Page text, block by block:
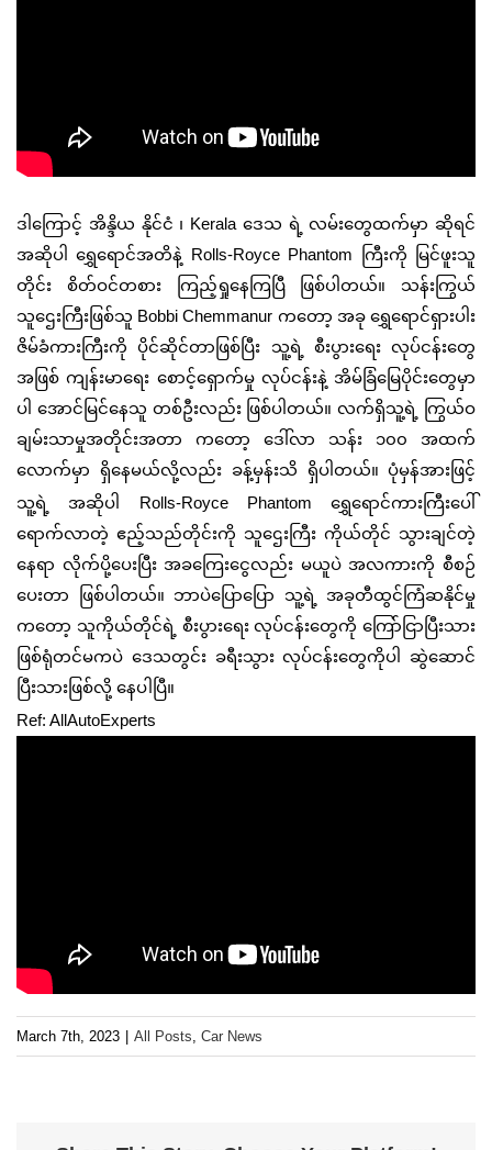
ဒါကြောင့် အိန္ဒိယ နိုင်ငံ ၊ Kerala ဒေသ ရဲ့ လမ်းတွေထက်မှာ ဆိုရင်
အဆိုပါ ‌ရွှေရောင်အတိနဲ့ Rolls-Royce Phantom
ကြီးကို မြင်ဖူးသူ
တိုင်း စိတ်ဝင်တစား ကြည့်ရှုနေကြပြီ ဖြစ်ပါတယ်။ သန်းကြွယ်
သူဌေးကြီးဖြစ်သူ Bobbi Chemmanur ကတော့ အခု ရွှေရောင်ရှားပါး
ဇိမ်ခံကားကြီးကို ပိုင်ဆိုင်တာဖြစ်ပြီး သူ့ရဲ့ စီးပွားရေး လုပ်ငန်းတွေ
အဖြစ် ကျန်းမာရေး စောင့်ရှောက်မှု လုပ်ငန်းနဲ့ အိမ်ခြံမြေပိုင်းတွေမှာ
ပါ အောင်မြင်နေသူ တစ်ဦးလည်း ဖြစ်ပါတယ်။ လက်ရှိသူ့ရဲ့ ကြွယ်ဝ
ချမ်းသာမှုအတိုင်းအတာ ကတော့ ဒေါ်လာ သန်း ၁၀၀ အထက်
လောက်မှာ ရှိနေမယ်လို့လည်း ခန့်မှန်းသိ ရှိပါတယ်။ ပုံမှန်အားဖြင့်
သူ့ရဲ့ အဆိုပါ Rolls-Royce Phantom ရွှေရောင်ကားကြီးပေါ်
ရောက်လာတဲ့ ဧည့်သည်တိုင်းကို သူဌေးကြီး ကိုယ်တိုင် ‌သွားချင်တဲ့
နေရာ လိုက်ပို့ပေးပြီး အခကြေးငွေလည်း မယူပဲ အလကားကို စီစဉ်
ပေးတာ ဖြစ်ပါတယ်။ ဘာပဲပြောပြော သူ့ရဲ့ အခုတီထွင်ကြံဆနိုင်မှု
ကတော့ သူကိုယ်တိုင်ရဲ့ စီးပွားရေး လုပ်ငန်းတွေကို ကြော်ငြာပြီးသား
ဖြစ်ရုံတင်မကပဲ ဒေသတွင်း ခရီးသွား လုပ်ငန်းတွေကိုပါ ဆွဲဆောင်
ပြီးသားဖြစ်လို့ နေပါပြီ။
Ref: AllAutoExperts
March 7th, 2023 All Posts Car News